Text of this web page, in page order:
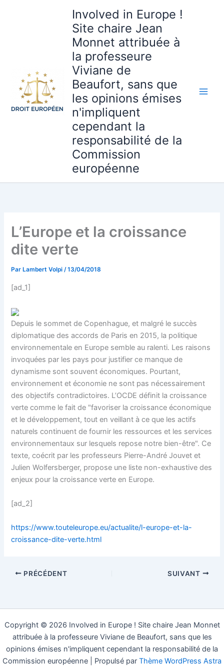
Involved in Europe !
Site chaire Jean
Monnet attribuée à
la professeure
Viviane de
Beaufort, sans que
les opinions émises
n'impliquent
cependant la
responsabilité de la
Commission
européenne
L’Europe et la croissance
dite verte
Par Lambert Volpi/13/04/2018
[ad_1]
Depuis le sommet de Copenhague, et malgré le succès
diplomatique des accords de Paris en 2015, la politique
environnementale en Europe semble au ralenti. Les raisons
invoquées par les pays pour justifier ce manque de
dynamisme sont souvent économiques. Pourtant,
environnement et économie ne sont pas nécessairement
des objectifs contradictoires. L’OCDE définit la croissance
verte comme le fait de "favoriser la croissance économique
et le développement, tout en veillant à ce que les actifs
naturels continuent de fournir les ressources et les services
environnementaux sur lesquels repose notre bien-être". Ce
texte, coécrit par les professeurs Pierre-André Jouvet et
Julien Wolfersberger, propose une liste non-exhaustive des
enjeux pour la croissance verte en Europe.
[ad_2]
https://www.touteleurope.eu/actualite/l-europe-et-la-
croissance-dite-verte.html
PRÉCÉDENT SUIVANT
Copyright © 2026 Involved in Europe ! Site chaire Jean Monnet
attribuée à la professeure Viviane de Beaufort, sans que les
opinions émises n'impliquent cependant la responsabilité de la
Commission européenne | Propulsé par Thème WordPress Astra